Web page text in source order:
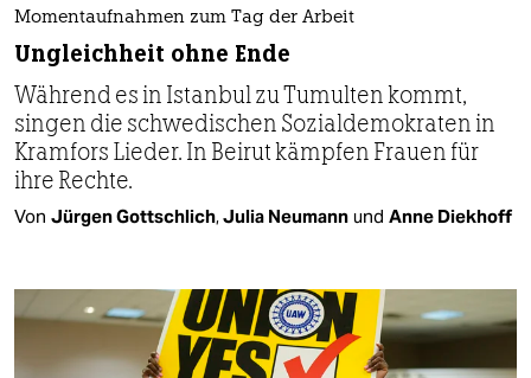
Momentaufnahmen zum Tag der Arbeit
Ungleichheit ohne Ende
Während es in Istanbul zu Tumulten kommt,
singen die schwedischen Sozialdemokraten in
Kramfors Lieder. In Beirut kämpfen Frauen für
ihre Rechte.
Von Jürgen Gottschlich,Julia Neumann und Anne Diekhoff